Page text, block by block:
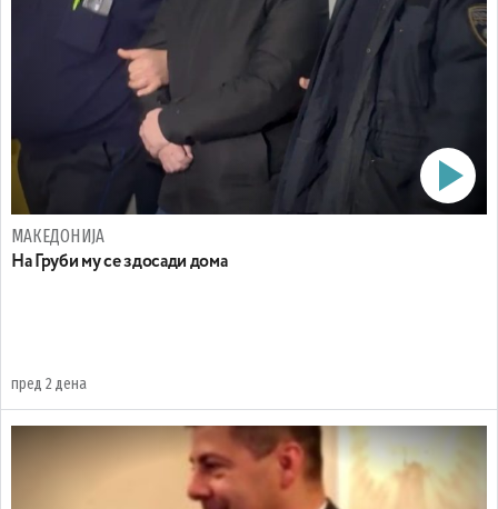
МАКЕДОНИЈА
На Груби му се здосади дома
пред 2 дена